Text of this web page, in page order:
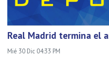
Real Madrid termina el
Mié 30 Dic 04:33 PM